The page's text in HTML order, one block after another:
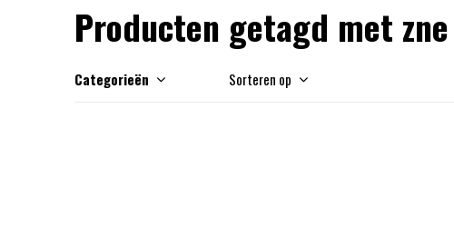
Producten getagd met zne
Categorieën Sorteren op